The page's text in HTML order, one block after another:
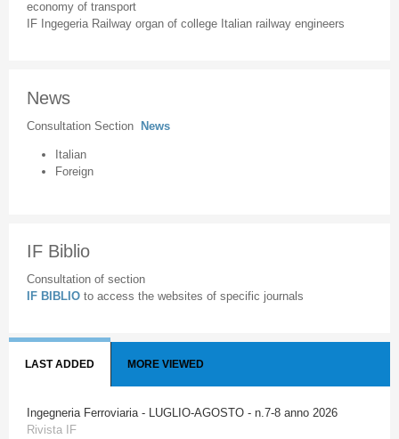
economy of transport
IF Ingegeria Railway organ of college Italian railway engineers
News
Consultation Section News
Italian
Foreign
IF Biblio
Consultation of section
IF BIBLIO to access the websites of specific journals
LAST ADDED MORE VIEWED
Ingegneria Ferroviaria - LUGLIO-AGOSTO - n.7-8 anno 2026
Rivista IF